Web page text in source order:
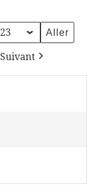
Suivant